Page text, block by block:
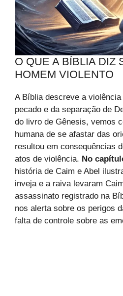
O QUE A BÍBLIA DIZ
HOMEM VIOLENTO
A Bíblia descreve a
pecado e da separação de
do livro de Gênesis, vemos
humana de se afastar das
resultou em consequências
atos de violência. No
história de Caim e Abel
inveja e a raiva levaram
assassinato registrado na
nos alerta sobre os perigos
falta de controle sobre as